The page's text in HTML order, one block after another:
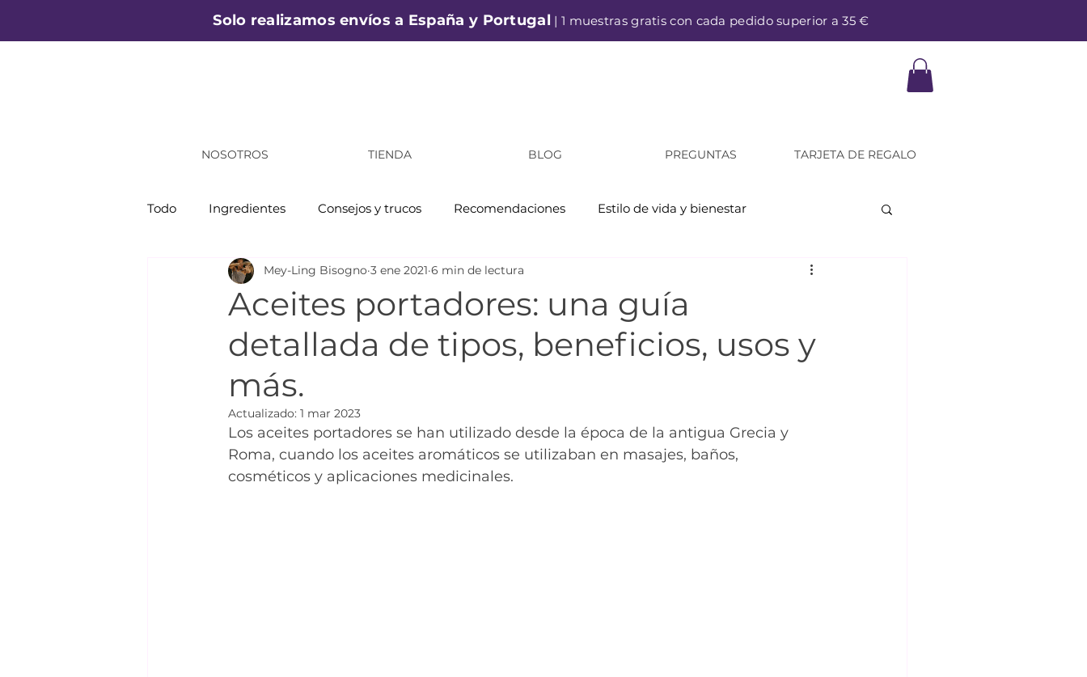
Solo realizamos envíos a España y Portugal | 1 muestras gratis con cada pedido superior a 35 €
NOSOTROS TIENDA BLOG PREGUNTAS TARJETA DE REGALO
Todo Ingredientes Consejos y trucos Recomendaciones Estilo de vida y bienestar
Aceites portadores: una guía
detallada de tipos, beneficios, usos y
más.
Mey-Ling Bisogno 3 ene 2021 6 min de lectura
Actualizado: 1 mar 2023
Los aceites portadores se han utilizado desde la época de la antigua Grecia y
Roma, cuando los aceites aromáticos se utilizaban en masajes, baños,
cosméticos y aplicaciones medicinales.